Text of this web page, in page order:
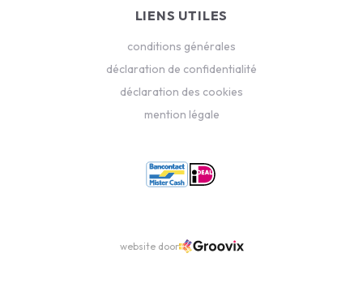
LIENS UTILES
conditions générales
déclaration de confidentialité
déclaration des cookies
mention légale
website door